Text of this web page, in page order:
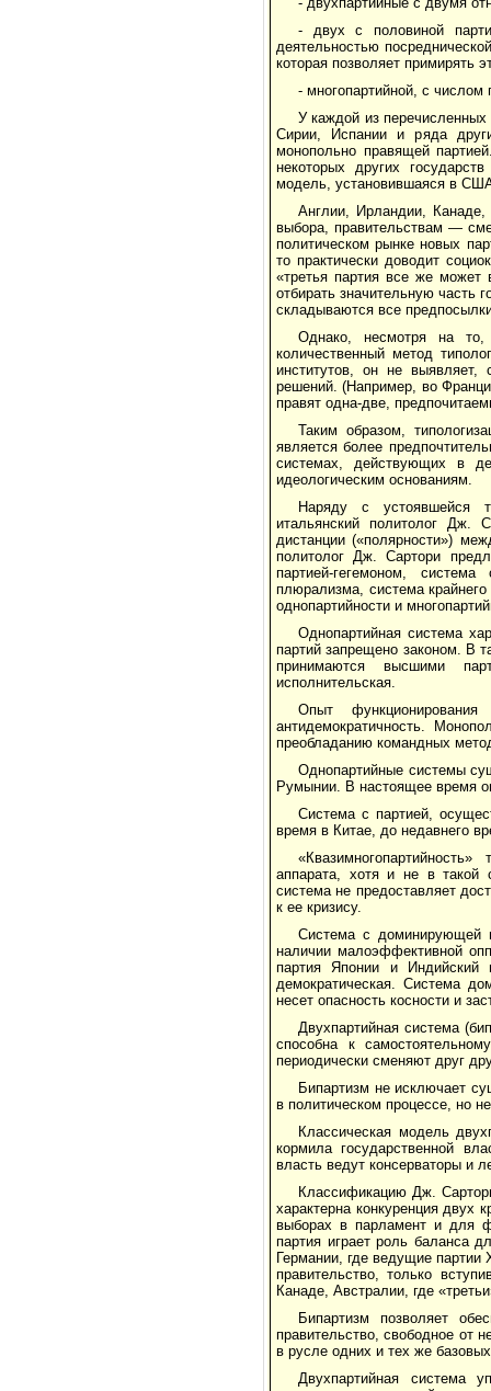
- двух с половиной
деятельностью
которая позволяет примирять
- многопартийной, с числом
У каждой из
Сирии, Испании и ряда
монопольно правящей
некоторых других
модель, установившаяся в
Англии, Ирландии, Канаде,
выбора, правительствам —
политическом рынке новых
то практически доводит
«третья партия все же может
отбирать значительную часть
складываются все
Однако, несмотря на то,
количественный метод
институтов, он не выявляет,
решений. (Например, во
правят одна-две,
Таким образом,
является более
системах, действующих в
идеологическим основаниям.
Наряду с устоявшейся
итальянский политолог Дж.
дистанции («полярности»)
политолог Дж. Сартори
партией-гегемоном,
плюрализма, система
однопартийности и
Однопартийная система
партий запрещено законом. В
принимаются высшими
исполнительская.
Опыт
антидемократичность.
преобладанию командных
Однопартийные системы
Румынии. В настоящее время
Система с партией,
время в Китае, до недавнего
аппарата, хотя и не в такой
система не предоставляет
к ее кризису.
Система с доминирующей
наличии малоэффективной
партия Японии и Индийский
демократическая. Система
несет опасность косности и
Двухпартийная система
способна к
периодически сменяют друг
Бипартизм не исключает
в политическом процессе, но
Классическая модель
кормила государственной
власть ведут консерваторы и
Классификацию Дж.
характерна конкуренция двух
выборах в парламент и для
партия играет роль баланса
Германии, где ведущие
правительство, только
Канаде, Австралии, где
Бипартизм позволяет
правительство, свободное от
в русле одних и тех же
Двухпартийная система